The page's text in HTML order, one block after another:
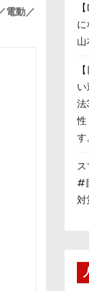
電動／
性
す
#
対